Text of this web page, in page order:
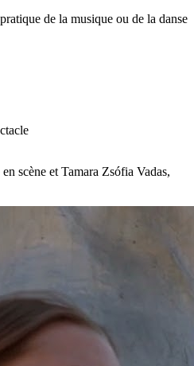
de la musique ou de la danse
scène et Tamara Zsófia Vadas,